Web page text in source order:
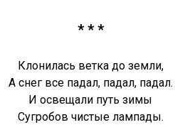
* * *
Клонилась ветка до земли,
А снег все падал, падал, падал.
И освещали путь зимы
Сугробов чистые лампады.